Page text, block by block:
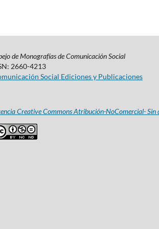
de Monografías de Comunicación Social
2660-4213
Social Ediciones y Publicaciones
Creative Commons Atribución-NoComercial-